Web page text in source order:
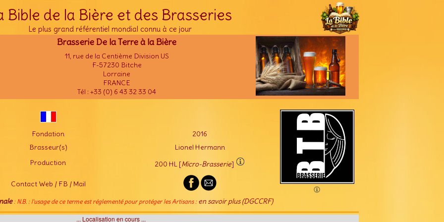
Bible de la Bière et des Brasseries
Le plus grand référentiel mondial connu à ce jour
Brasserie De la Terre à la Bière
11, rue de la Centième Division US
F-57230 Bitche
Lorraine
FRANCE
Tél : +33 (0) 6 43 32 33 04
Fondation
2016
Brasseur(s)
Lionel Hermann
Production
200 HL [Micro-Brasserie]
Contact Web / FB / Mail
: N.B. : l'usage de ce terme est réglementé pour protéger les Artisans : en savoir plus (DGCCRF)
... Localisation en cours ...